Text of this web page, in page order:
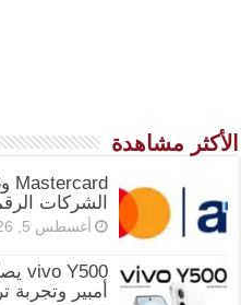
الأكثر مشاهدة
الشركات
أغسطس 5, 2026
أمبير وتجربة